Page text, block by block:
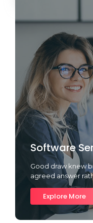
Software
Good draw knew
agreed answer
Explore More